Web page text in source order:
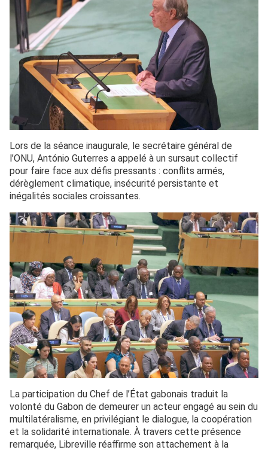
Lors de la séance inaugurale, le secrétaire général de
l’ONU, António Guterres a appelé à un sursaut collectif
pour faire face aux défis pressants : conflits armés,
dérèglement climatique, insécurité persistante et
inégalités sociales croissantes.
La participation du Chef de l’État gabonais traduit la
volonté du Gabon de demeurer un acteur engagé au sein du
multilatéralisme, en privilégiant le dialogue, la coopération
et la solidarité internationale. À travers cette présence
remarquée, Libreville réaffirme son attachement à la